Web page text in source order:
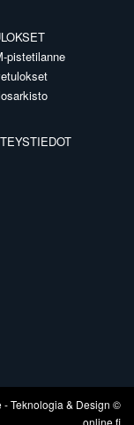
pistetilanne
- Teknologia & Design ©
online.fi